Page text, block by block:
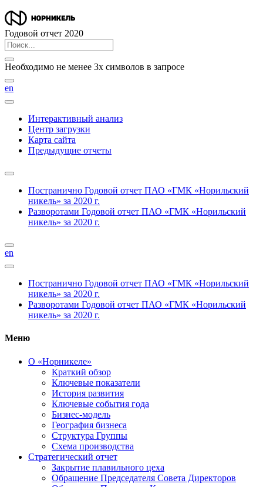
Годовой отчет 2020
Необходимо не менее 3х символов в запросе
en
Интерактивный анализ
Центр загрузки
Карта сайта
Предыдущие отчеты
Постранично Годовой отчет ПАО «ГМК «Норильский
никель» за 2020 г.
Разворотами Годовой отчет ПАО «ГМК «Норильский
никель» за 2020 г.
en
Постранично Годовой отчет ПАО «ГМК «Норильский
никель» за 2020 г.
Разворотами Годовой отчет ПАО «ГМК «Норильский
никель» за 2020 г.
Меню
О «Норникеле»
Краткий обзор
Ключевые показатели
История развития
Ключевые события года
Бизнес-модель
География бизнеса
Структура Группы
Схема производства
Стратегический отчет
Закрытие плавильного цеха
Обращение Председателя Совета Директоров